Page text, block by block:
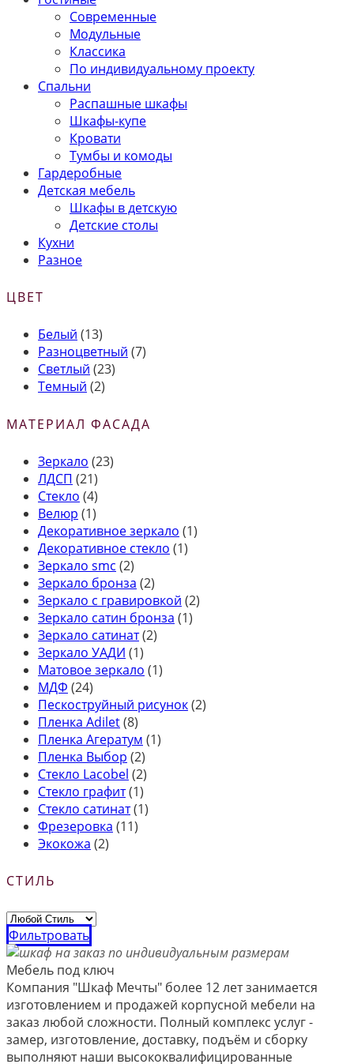
Современные
Модульные
Классика
По индивидуальному проекту
Спальни
Распашные шкафы
Шкафы-купе
Кровати
Тумбы и комоды
Гардеробные
Детская мебель
Шкафы в детскую
Детские столы
Кухни
Разное
ЦВЕТ
Белый (13)
Разноцветный (7)
Светлый (23)
Темный (2)
МАТЕРИАЛ ФАСАДА
Зеркало (23)
ЛДСП (21)
Стекло (4)
Велюр (1)
Декоративное зеркало (1)
Декоративное стекло (1)
Зеркало smc (2)
Зеркало бронза (2)
Зеркало с гравировкой (2)
Зеркало сатин бронза (1)
Зеркало сатинат(2)
Зеркало УАДИ (1)
Матовое зеркало (1)
МДФ (24)
Пескоструйный рисунок(2)
Пленка Adilet(8)
Пленка Агератум (1)
Пленка Выбор (2)
Стекло Lacobel (2)
Стекло графит(1)
Стекло сатинат(1)
Фрезеровка (11)
Экокожа (2)
СТИЛЬ
Фильтровать
Мебель под ключ
Компания "Шкаф Мечты" более 12 лет занимается
изготовлением и продажей корпусной мебели на
заказ любой сложности. Полный комплекс услуг -
замер, изготовление, доставку, подъём и сборку
выполняют наши высококвалифицированные